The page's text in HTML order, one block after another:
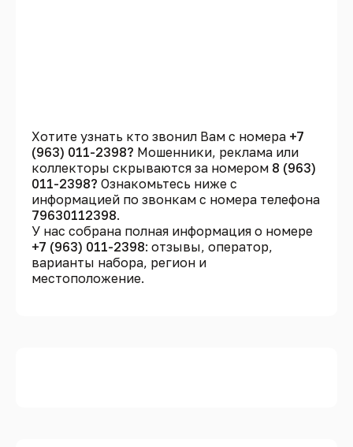
Хотите узнать кто звонил Вам с номера +7
(963) 011-2398? Мошенники, реклама или
коллекторы скрываются за номером 8 (963)
011-2398? Ознакомьтесь ниже с
информацией по звонкам с номера телефона
79630112398.
У нас собрана полная информация о номере
+7 (963) 011-2398: отзывы, оператор,
варианты набора, регион и
местоположение.